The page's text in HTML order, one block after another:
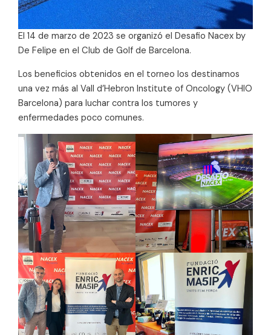
El 14 de marzo de 2023 se organizó el Desafio Nacex by
De Felipe en el Club de Golf de Barcelona.
Los beneficios obtenidos en el torneo los destinamos
una vez más al Vall d’Hebron Institute of Oncology (VHIO
Barcelona) para luchar contra los tumores y
enfermedades poco comunes.